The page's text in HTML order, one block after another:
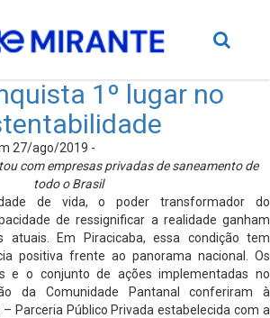
1º lugar no
27/ago/2019 -
com empresas privadas de saneamento de
todo o Brasil
de vida, o poder transformador do
de ressignificar a realidade ganham
atuais. Em Piracicaba, essa condição tem
positiva frente ao panorama nacional. Os
e o conjunto de ações implementadas no
da Comunidade Pantanal conferiram à
Parceria Público Privada estabelecida com a